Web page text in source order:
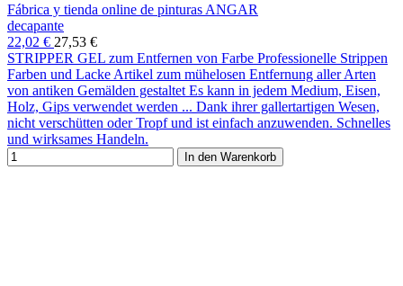
Fábrica y tienda online de pinturas ANGAR
decapante
22,02 € 27,53 €
STRIPPER GEL zum Entfernen von Farbe Professionelle Strippen
Farben und Lacke Artikel zum mühelosen Entfernung aller Arten
von antiken Gemälden gestaltet Es kann in jedem Medium, Eisen,
Holz, Gips verwendet werden ... Dank ihrer gallertartigen Wesen,
nicht verschütten oder Tropf und ist einfach anzuwenden. Schnelles
und wirksames Handeln.
In den Warenkorb